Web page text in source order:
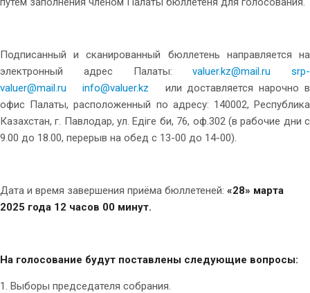
Подписанный и сканированный бюллетень направляется на
электронный адрес Палаты:valuer.kz@mail.ru
srp-
valuer@mail.ru
info@valuer.kz или доставляется нарочно в
офис Палаты, расположенный по адресу: 140002, Республика
Казахстан, г. Павлодар, ул. Едiге би, 76, оф.302 (в рабочие дни с
9.00 до 18.00, перерыв на обед с 13-00 до 14-00).
Дата и время завершения приёма бюллетеней: «28» марта
2025 года 12 часов 00 минут.
На голосование будут поставлены следующие вопросы:
1. Выборы председателя собрания.